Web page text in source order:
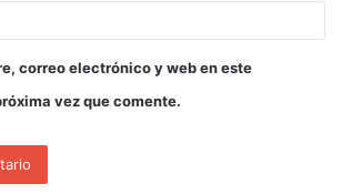
correo electrónico y web en este
vez que comente.